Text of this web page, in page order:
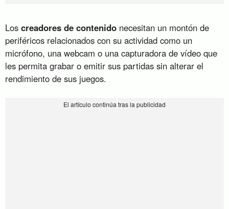
Loscreadores de contenido necesitan un montón de
periféricos relacionados con su actividad como un
micrófono, una webcam o una capturadora de vídeo que
les permita grabar o emitir sus partidas sin alterar el
rendimiento de sus juegos.